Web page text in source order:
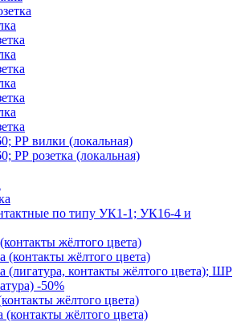
РР вилки (локальная)
розетка (локальная)
по типу УК1-1; УК16-4 и
жёлтого цвета)
жёлтого цвета)
контакты жёлтого цвета); ШР
-50%
жёлтого цвета)
жёлтого цвета)